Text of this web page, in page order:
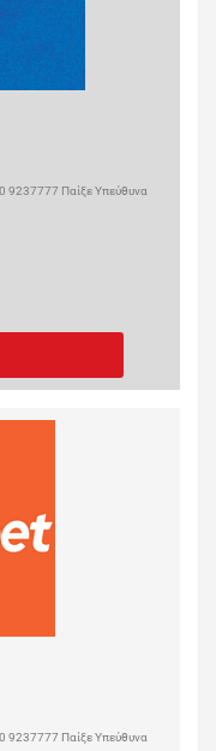
9237777 Παίξε Υπεύθυνα
9237777 Παίξε Υπεύθυνα